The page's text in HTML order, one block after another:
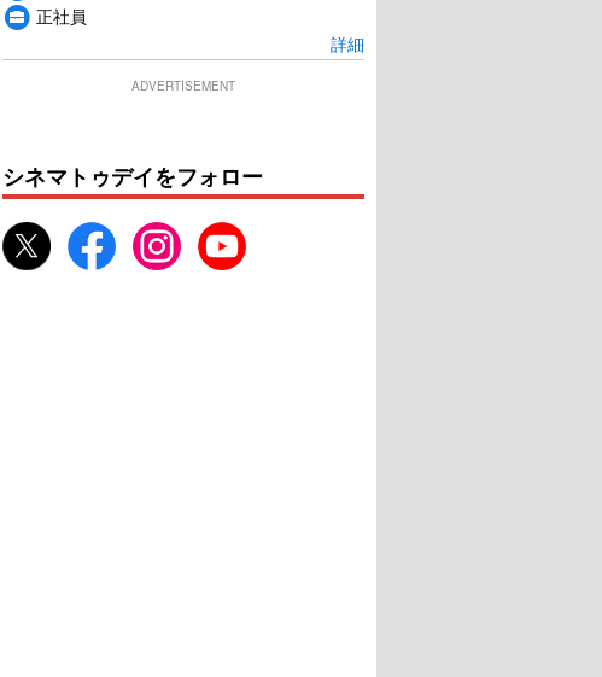
正社員
詳細
ADVERTISEMENT
シネマトゥデイをフォロー